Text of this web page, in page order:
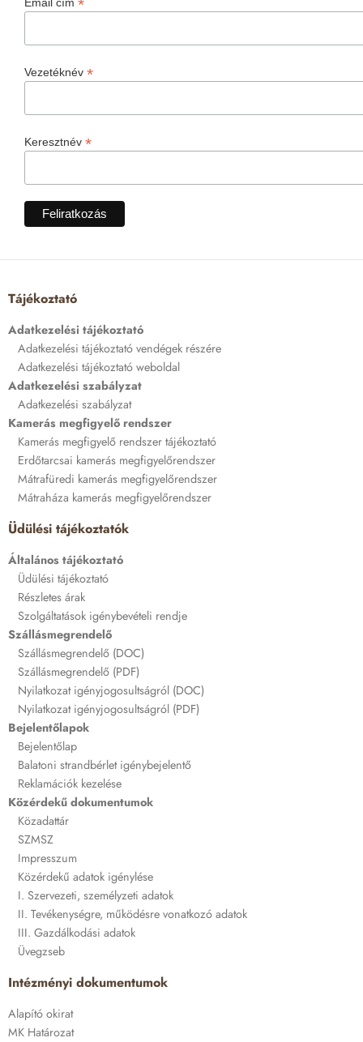
Email cím *
Vezetéknév *
Keresztnév *
Tájékoztató
Adatkezelési tájékoztató
Adatkezelési tájékoztató vendégek részére
Adatkezelési tájékoztató weboldal
Adatkezelési szabályzat
Adatkezelési szabályzat
Kamerás megfigyelő rendszer
Kamerás megfigyelő rendszer tájékoztató
Erdőtarcsai kamerás megfigyelőrendszer
Mátrafüredi kamerás megfigyelőrendszer
Mátraháza kamerás megfigyelőrendszer
Üdülési tájékoztatók
Általános tájékoztató
Üdülési tájékoztató
Részletes árak
Szolgáltatások igénybevételi rendje
Szállásmegrendelő
Szállásmegrendelő (DOC)
Szállásmegrendelő (PDF)
Nyilatkozat igényjogosultságról (DOC)
Nyilatkozat igényjogosultságról (PDF)
Bejelentőlapok
Bejelentőlap
Balatoni strandbérlet igénybejelentő
Reklamációk kezelése
Közérdekű dokumentumok
Közadattár
SZMSZ
Impresszum
Közérdekű adatok igénylése
I. Szervezeti, személyzeti adatok
II. Tevékenységre, működésre vonatkozó adatok
III. Gazdálkodási adatok
Üvegzseb
Intézményi dokumentumok
Alapító okirat
MK Határozat